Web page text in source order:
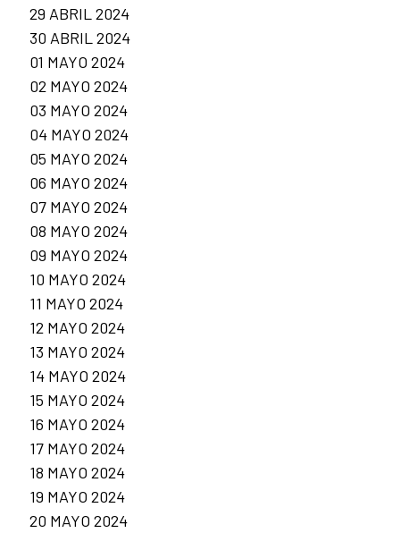
29 ABRIL 2024
30 ABRIL 2024
01 MAYO 2024
02 MAYO 2024
03 MAYO 2024
04 MAYO 2024
05 MAYO 2024
06 MAYO 2024
07 MAYO 2024
08 MAYO 2024
09 MAYO 2024
10 MAYO 2024
11 MAYO 2024
12 MAYO 2024
13 MAYO 2024
14 MAYO 2024
15 MAYO 2024
16 MAYO 2024
17 MAYO 2024
18 MAYO 2024
19 MAYO 2024
20 MAYO 2024